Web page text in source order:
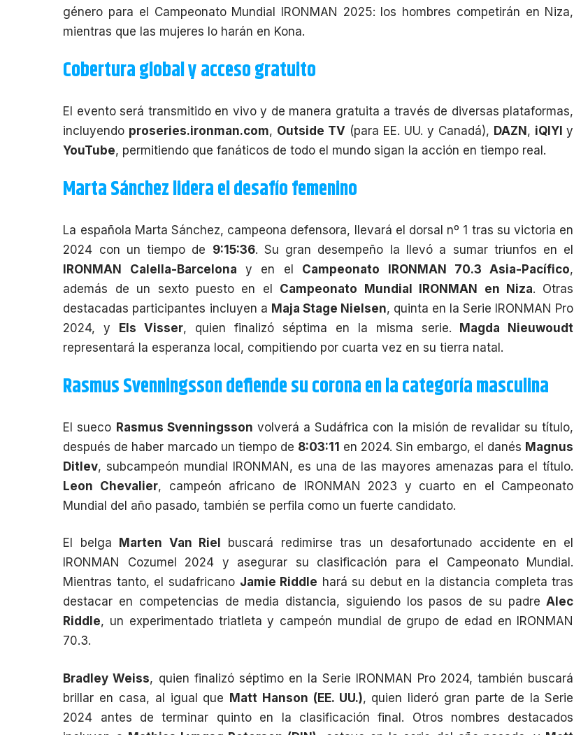
género para el Campeonato Mundial IRONMAN 2025: los hombres competirán en Niza,
mientras que las mujeres lo harán en Kona.
Cobertura global y acceso gratuito
El evento será transmitido en vivo y de manera gratuita a través de diversas plataformas,
incluyendo proseries.ironman.com, Outside TV (para EE. UU. y Canadá), DAZN, iQIYI y
YouTube, permitiendo que fanáticos de todo el mundo sigan la acción en tiempo real.
Marta Sánchez lidera el desafío femenino
La española Marta Sánchez, campeona defensora, llevará el dorsal nº 1 tras su victoria en
2024 con un tiempo de 9:15:36. Su gran desempeño la llevó a sumar triunfos en el
IRONMAN Calella-Barcelona y en el Campeonato IRONMAN 70.3 Asia-Pacífico,
además de un sexto puesto en el Campeonato Mundial IRONMAN en Niza. Otras
destacadas participantes incluyen a Maja Stage Nielsen, quinta en la Serie IRONMAN Pro
2024, y Els Visser, quien finalizó séptima en la misma serie. Magda Nieuwoudt
representará la esperanza local, compitiendo por cuarta vez en su tierra natal.
Rasmus Svenningsson defiende su corona en la categoría masculina
El sueco Rasmus Svenningsson volverá a Sudáfrica con la misión de revalidar su título,
después de haber marcado un tiempo de 8:03:11 en 2024. Sin embargo, el danés Magnus
Ditlev, subcampeón mundial IRONMAN, es una de las mayores amenazas para el título.
Leon Chevalier, campeón africano de IRONMAN 2023 y cuarto en el Campeonato
Mundial del año pasado, también se perfila como un fuerte candidato.
El belga Marten Van Riel
buscará redimirse tras un desafortunado accidente en el
IRONMAN Cozumel 2024 y asegurar su clasificación para el Campeonato Mundial.
Mientras tanto, el sudafricano Jamie Riddle hará su debut en la distancia completa tras
destacar en competencias de media distancia, siguiendo los pasos de su padreAlec
Riddle, un experimentado triatleta y campeón mundial de grupo de edad en IRONMAN
70.3.
Bradley Weiss, quien finalizó séptimo en la Serie IRONMAN Pro 2024, también buscará
brillar en casa, al igual que Matt Hanson (EE. UU.), quien lideró gran parte de la Serie
2024 antes de terminar quinto en la clasificación final. Otros nombres destacados